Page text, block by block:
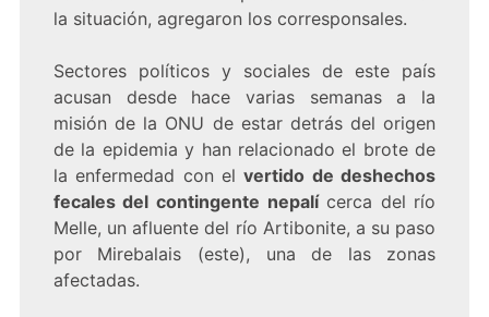
la situación, agregaron los corresponsales.
Sectores políticos y sociales de este país
acusan desde hace varias semanas a la
misión de la ONU de estar detrás del origen
de la epidemia y han relacionado el brote de
la enfermedad con elvertido de deshechos
fecales del contingente nepalícerca del río
Melle, un afluente del río Artibonite, a su paso
por Mirebalais (este), una de las zonas
afectadas.